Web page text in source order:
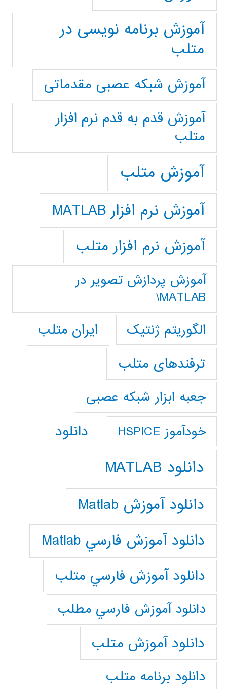
آموزش برنامه نویسی در
متلب
آموزش شبکه عصبی مقدماتی
آموزش قدم به قدم نرم افزار
متلب
آموزش متلب
آموزش نرم افزار MATLAB
آموزش نرم افزار متلب
آموزش پردازش تصوير در
MATLAB\
الگوریتم ژنتیک
ایران متلب
ترفندهای متلب
جعبه ابزار شبکه عصبی
خودآموز HSPICE دانلود
دانلود MATLAB
دانلود آموزش Matlab
دانلود آموزش فارسي Matlab
دانلود آموزش فارسي متلب
دانلود آموزش فارسي مطلب
دانلود آموزش متلب
دانلود برنامه متلب